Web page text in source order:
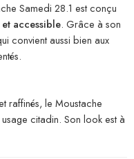
Samedi 28.1 est conçu
accessible. Grâce à son
convient aussi bien aux
raffinés, le Moustache
citadin. Son look est à